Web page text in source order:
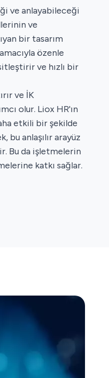
ve anlayabileceği
ve
bir tasarım
özenle
ve hızlı bir
ve İK
olur. Liox HR'ın
etkili bir şekilde
bu anlaşılır arayüz
Bu da işletmelerin
katkı sağlar.